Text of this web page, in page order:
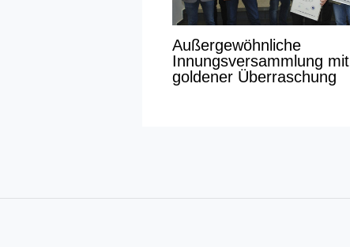
Außergewöhnliche
Innungsversammlung mit
goldener Überraschung